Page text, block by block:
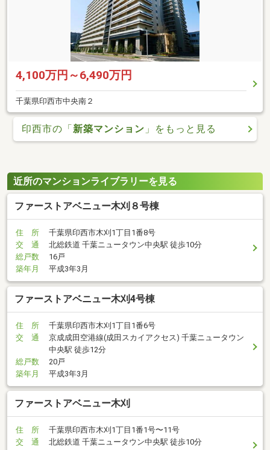
4,100万円～6,490万円
千葉県印西市中央南２
印西市の「 新築マンション 」をもっと見る
近所のマンションライブラリーを見る
ファーストアベニュー木刈８号棟
住 所
千葉県印西市木刈1丁目1番8号
交 通
北総鉄道 千葉ニュータウン中央駅 徒歩10分
総戸数
16戸
築年月
平成3年3月
ファーストアベニュー木刈4号棟
住 所
千葉県印西市木刈1丁目1番6号
交 通
京成成田空港線(成田スカイアクセス) 千葉ニュータウン
中央駅 徒歩12分
総戸数
20戸
築年月
平成3年3月
ファーストアベニュー木刈
住 所
千葉県印西市木刈1丁目1番1号〜11号
交 通
北総鉄道 千葉ニュータウン中央駅 徒歩10分